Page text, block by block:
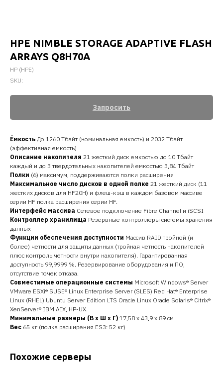
HPE NIMBLE STORAGE ADAPTIVE FLASH
ARRAYS Q8H70A
HP (HPE)
SKU:
Запросить
Ёмкость До 1260 Тбайт (номинальная емкость) и 2032 Тбайт
(эффективная емкость)
Описание накопителя 21 жесткий диск емкостью до 10 Тбайт
каждый и до 3 твердотельных накопителей емкостью 3,84 Тбайт
Полки (6) максимум, поддерживаются полки расширения
Максимальное число дисков в одной полке 21 жесткий диск (11
жестких дисков для HF20H) и флеш-кэш в каждом базовом массиве
серии HF полка расширения серии HF.
Интерфейс массива Сетевое подключение Fibre Channel и iSCSI
Контроллер хранилища Резервные контроллеры системы хранения
данных
Функции обеспечения доступности Массив RAID тройной (и
более) четности для защиты данных (тройная четность накопителей
плюс контроль четности внутри накопителя). Гарантированная
доступность 99,9999 %. Резервирование оборудования и ПО,
отсутствие точек отказа.
Совместимые операционные системы Microsoft Windows® Server
VMware ESXi® SUSE® Linux Enterprise Server (SLES) Red Hat® Enterprise
Linux (RHEL) Ubuntu Server Edition LTS Oracle Linux Oracle Solaris® Citrix®
XenServer® IBM AIX, HP-UX.
Минимальные размеры (В x Ш x Г) 17,58 x 43,9 x 89 см
Вес 65 кг (полка расширения ES3: 52 кг)
Похожие серверы